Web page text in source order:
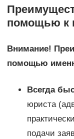
помощью к
Внимание!
помощью
Всегда
юриста
подачи